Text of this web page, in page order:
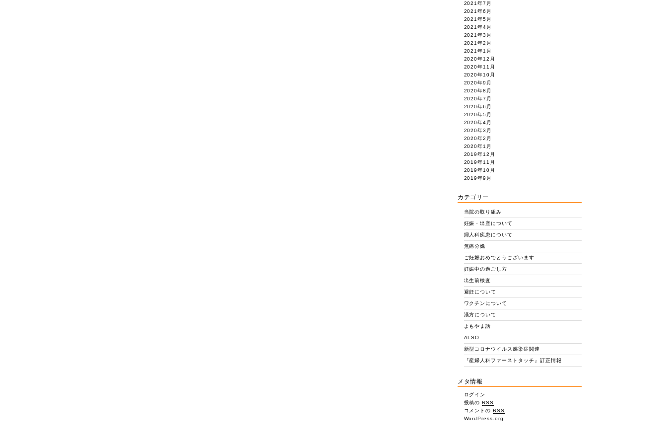
2021年7月
2021年6月
2021年5月
2021年4月
2021年3月
2021年2月
2021年1月
2020年12月
2020年11月
2020年10月
2020年9月
2020年8月
2020年7月
2020年6月
2020年5月
2020年4月
2020年3月
2020年2月
2020年1月
2019年12月
2019年11月
2019年10月
2019年9月
カテゴリー
当院の取り組み
妊娠・出産について
婦人科疾患について
無痛分娩
ご妊娠おめでとうございます
妊娠中の過ごし方
出生前検査
避妊について
ワクチンについて
漢方について
よもやま話
ALSO
新型コロナウイルス感染症関連
『産婦人科ファーストタッチ』訂正情報
メタ情報
ログイン
投稿の RSS
コメントの RSS
WordPress.org